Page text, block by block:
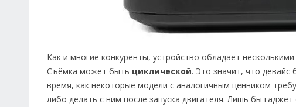
Как и многие конкуренты, устройство обладает
Съёмка может быть циклической. Это значит, что
время, как некоторые модели с аналогичным ценником
либо делать с ним после запуска двигателя. Лишь бы